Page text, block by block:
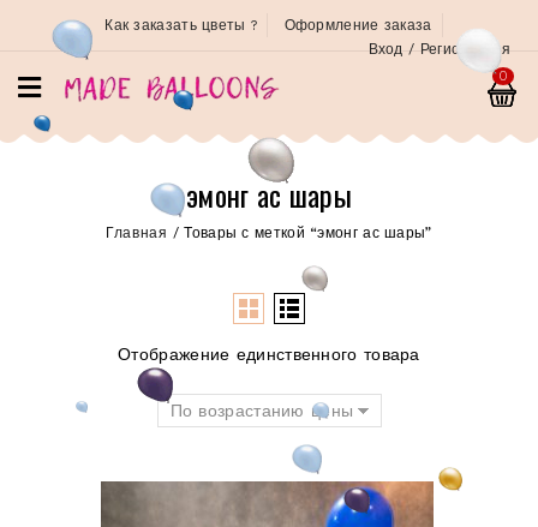
Как заказать цветы ?
Оформление заказа
Вход / Регистрация
0
эмонг ас шары
Главная /Товары с меткой “эмонг ас шары”
Отображение единственного товара
По возрастанию цены